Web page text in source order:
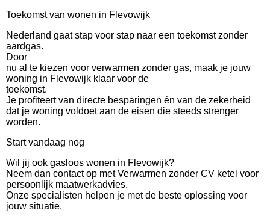
Toekomst van wonen in Flevowijk
Nederland gaat stap voor stap naar een toekomst zonder
aardgas.
Door
nu al te kiezen voor verwarmen zonder gas, maak je jouw
woning in Flevowijk klaar voor de
toekomst.
Je profiteert van directe besparingen én van de zekerheid
dat je woning voldoet aan de eisen die steeds strenger
worden.
Start vandaag nog
Wil jij ook gasloos wonen in Flevowijk?
Neem dan contact op met Verwarmen zonder CV ketel voor
persoonlijk maatwerkadvies.
Onze specialisten helpen je met de beste oplossing voor
jouw situatie.